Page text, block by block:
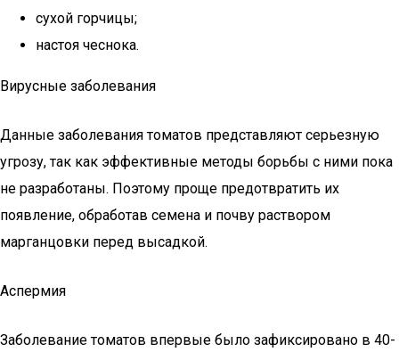
сухой горчицы;
настоя чеснока.
Вирусные заболевания
Данные заболевания томатов представляют серьезную
угрозу, так как эффективные методы борьбы с ними пока
не разработаны. Поэтому проще предотвратить их
появление, обработав семена и почву раствором
марганцовки перед высадкой.
Аспермия
Заболевание томатов впервые было зафиксировано в 40-